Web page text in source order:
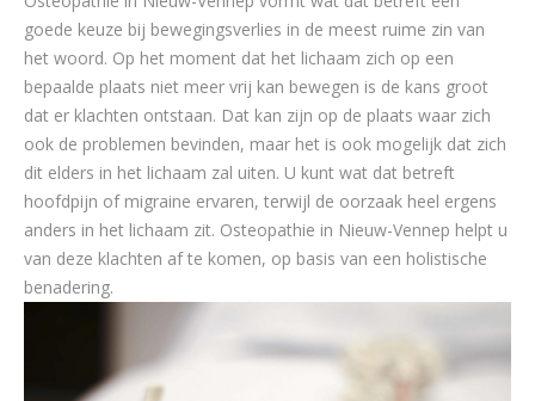
goede keuze bij bewegingsverlies in de meest ruime zin van
het woord. Op het moment dat het lichaam zich op een
bepaalde plaats niet meer vrij kan bewegen is de kans groot
dat er klachten ontstaan. Dat kan zijn op de plaats waar zich
ook de problemen bevinden, maar het is ook mogelijk dat zich
dit elders in het lichaam zal uiten. U kunt wat dat betreft
hoofdpijn of migraine ervaren, terwijl de oorzaak heel ergens
anders in het lichaam zit. Osteopathie in Nieuw-Vennep helpt u
van deze klachten af te komen, op basis van een holistische
benadering.